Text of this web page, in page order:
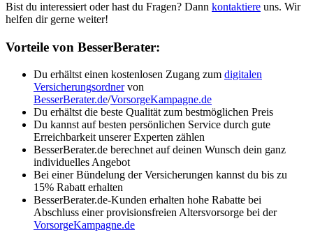
Bist du interessiert oder hast du Fragen? Dann kontaktiere uns. Wir
helfen dir gerne weiter!
Vorteile von BesserBerater:
Du erhältst einen kostenlosen Zugang zum digitalen
Versicherungsordnervon
BesserBerater.de/VorsorgeKampagne.de
Du erhältst die beste Qualität zum bestmöglichen Preis
Du kannst auf besten persönlichen Service durch gute
Erreichbarkeit unserer Experten zählen
BesserBerater.de berechnet auf deinen Wunsch dein ganz
individuelles Angebot
Bei einer Bündelung der Versicherungen kannst du bis zu
15% Rabatt erhalten
BesserBerater.de-Kunden erhalten hohe Rabatte bei
Abschluss einer provisionsfreien Altersvorsorge bei der
VorsorgeKampagne.de